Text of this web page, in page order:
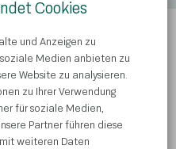
Cookies
und Anzeigen zu
Medien anbieten zu
Website zu analysieren.
zu Ihrer Verwendung
für soziale Medien,
Partner führen diese
weiteren Daten